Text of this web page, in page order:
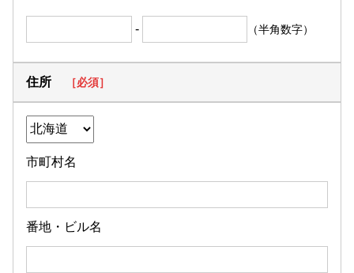
- （半角数字）
住所 ［必須］
市町村名
番地・ビル名